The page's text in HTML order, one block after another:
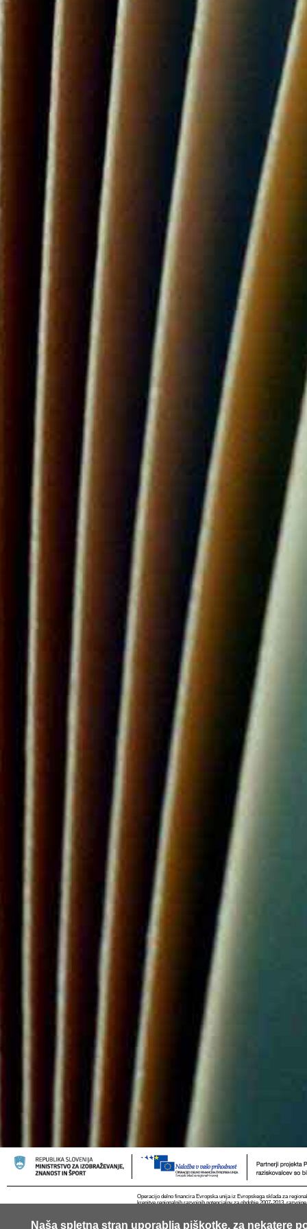
Naša spletna stran uporablja piškotke, za nekatere
Operacijo delno financira Evropska unija iz Evropskega sklada za
krepitve regionalnih razvojnih potencialov za obdobje 2007-2013,